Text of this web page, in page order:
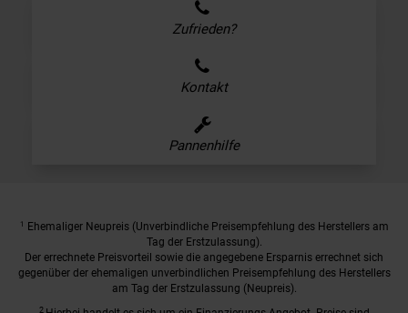
Zufrieden?
Kontakt
Pannenhilfe
1
Ehemaliger Neupreis (Unverbindliche Preisempfehlung des Herstellers am
Tag der Erstzulassung).
Der errechnete Preisvorteil sowie die angegebene Ersparnis errechnet sich
gegenüber der ehemaligen unverbindlichen Preisempfehlung des Herstellers
am Tag der Erstzulassung (Neupreis).
2